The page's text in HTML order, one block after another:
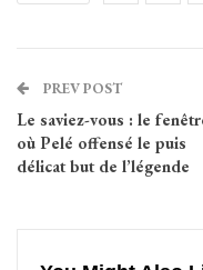
PREV POST
Le saviez-vous : le
où Pelé offensé le puis
délicat but de l’légende